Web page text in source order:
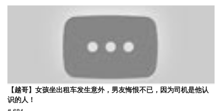
【越哥】女孩坐出租车发生意外，男友悔恨不已，因为司机是他认
识的人！